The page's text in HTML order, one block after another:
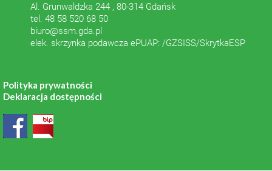
Al. Grunwaldzka 244 , 80-314 Gdańsk
tel. 48 58 520 68 50
biuro@ssm.gda.pl
elek. skrzynka podawcza ePUAP: /GZSISS/SkrytkaESP
Polityka prywatności
Deklaracja dostępności